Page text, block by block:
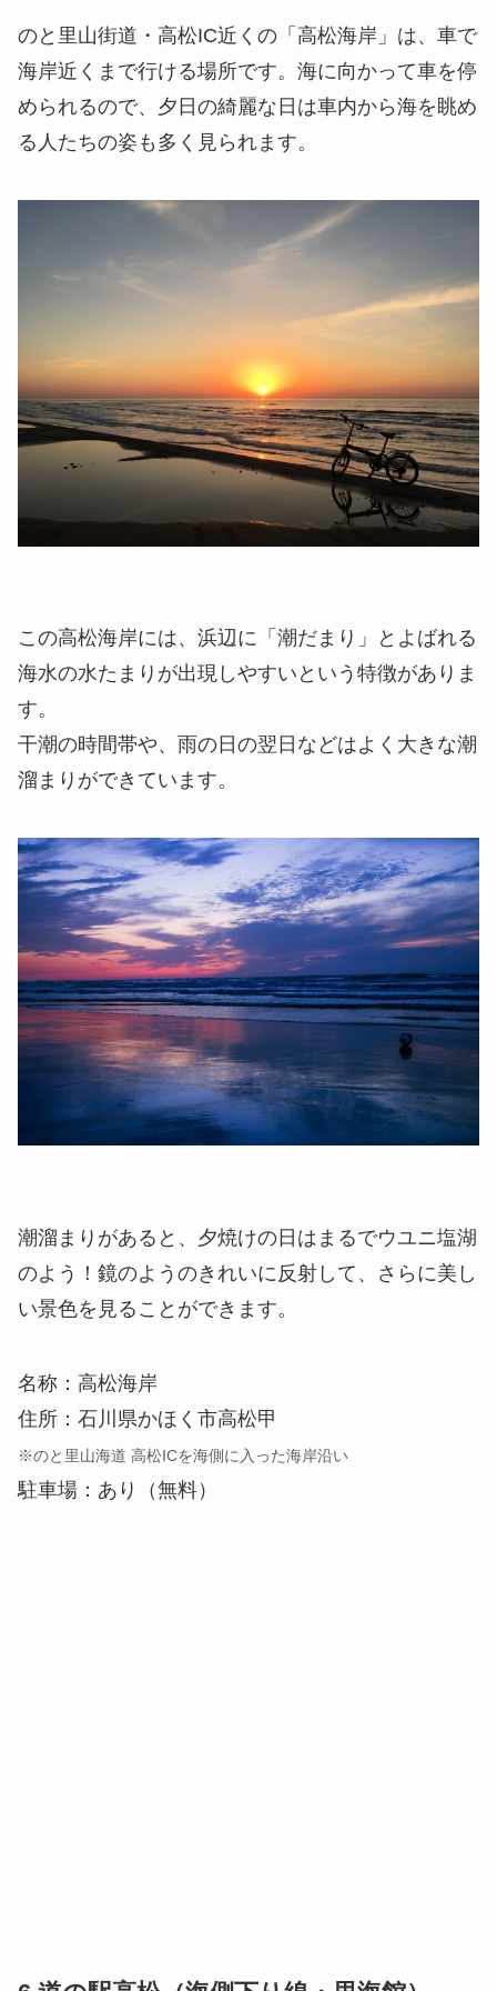
のと里山街道・高松IC近くの 「高松海岸」 は、車で
海岸近くまで行ける場所です。海に向かって車を停
められるので、夕日の綺麗な日は車内から海を眺め
る人たちの姿も多く見られます。
この高松海岸には、浜辺に「潮だまり」とよばれる
海水の水たまりが出現しやすいという特徴がありま
す。
干潮の時間帯や、雨の日の翌日などはよく大きな潮
溜まりができています。
潮溜まりがあると、夕焼けの日はまるでウユニ塩湖
のよう！鏡のようのきれいに反射して、さらに美し
い景色を見ることができます。
名称：高松海岸
住所：石川県かほく市高松甲
※のと里山海道 高松ICを海側に入った海岸沿い
駐車場：あり（無料）